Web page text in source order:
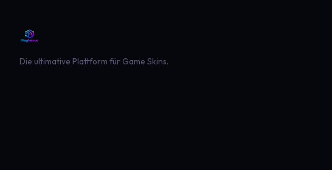
Die ultimative Plattform für Game Skins.